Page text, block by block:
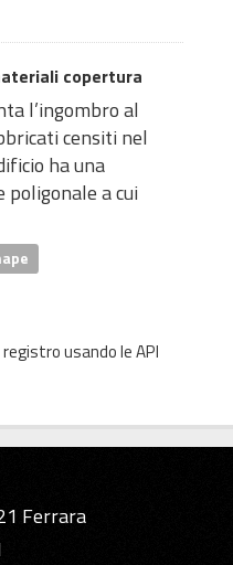
copertura
l’ingombro al
censiti nel
ha una
a cui
usando leAPI
Ferrara